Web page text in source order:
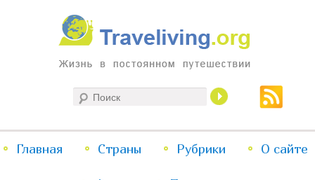
Traveliving
Жизнь в постоянном путешествии
меню
Перейти
Перейти
Главная Страны Рубрики О сайте